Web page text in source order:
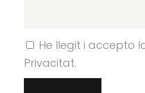
He llegit i accepto
Privacitat.